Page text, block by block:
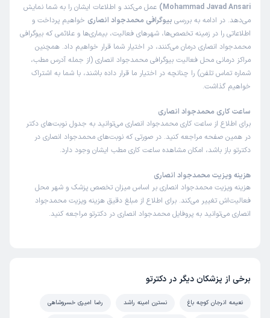
Mohammad Javad Ansari)
عمل می‌کند و اطلاعات ایشان را به شما نمایش
می‌دهد. در ادامه به بررسی بیوگرافی محمدجواد انصاری خواهیم پرداخت و
اطلاعاتی را در زمینه تخصص‌ها، شهرهای فعالیت، بیماری‌ها و علائمی که بیوگرافی
محمدجواد انصاری درمان می‌کنند، در اختیار شما قرار خواهیم داد. همچنین
مراکز درمانی محل فعالیت بیوگرافی محمدجواد انصاری (از جمله آدرس مطب،
شماره تماس تلفن) را چنانچه در اختیار ما قرار داده باشند، با شما به اشتراک
خواهیم گذاشت.
ساعت کاری محمدجواد انصاری
برای اطلاع از ساعت کاری محمدجواد انصاری می‌توانید به جدول نوبت‌های دکتر
در همین صفحه مراجعه کنید. در صورتی که نوبت‌های محمدجواد انصاری در
دکترتو باز باشد، امکان مشاهده ساعت کاری مطب ایشان وجود دارد.
هزینه ویزیت محمدجواد انصاری
هزینه ویزیت محمدجواد انصاری بر اساس میزان تخصص پزشک و شهر محل
فعالیت‌اش تغییر می‌کند. برای اطلاع از مبلغ دقیق هزینه ویزیت محمدجواد
انصاری می‌توانید به پروفایل محمدجواد انصاری در دکترتو مراجعه کنید.
برخی از پزشکان دیگر در دکترتو
نعیمه انرجان کوچه باغ نسترن امینه راشد رضا امیری خسروشاهی